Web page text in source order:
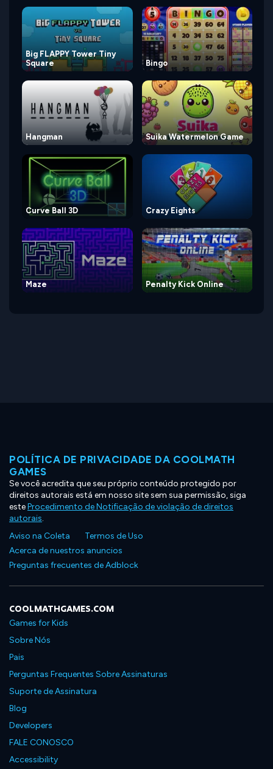
Big FLAPPY Tower Tiny
Square
Bingo
Hangman Suika Watermelon Game
Curve Ball 3D Crazy Eights
Maze Penalty Kick Online
POLÍTICA DE PRIVACIDADE DA COOLMATH
GAMES
Se você acredita que seu próprio conteúdo protegido por
direitos autorais está em nosso site sem sua permissão, siga
esteProcedimento de Notificação de violação de direitos
autorais.
Aviso na Coleta
Termos de Uso
Acerca de nuestros anuncios
Preguntas frecuentes de Adblock
COOLMATHGAMES.COM
Games for Kids
Sobre Nós
Pais
Perguntas Frequentes Sobre Assinaturas
Suporte de Assinatura
Blog
Developers
FALE CONOSCO
Accessibility